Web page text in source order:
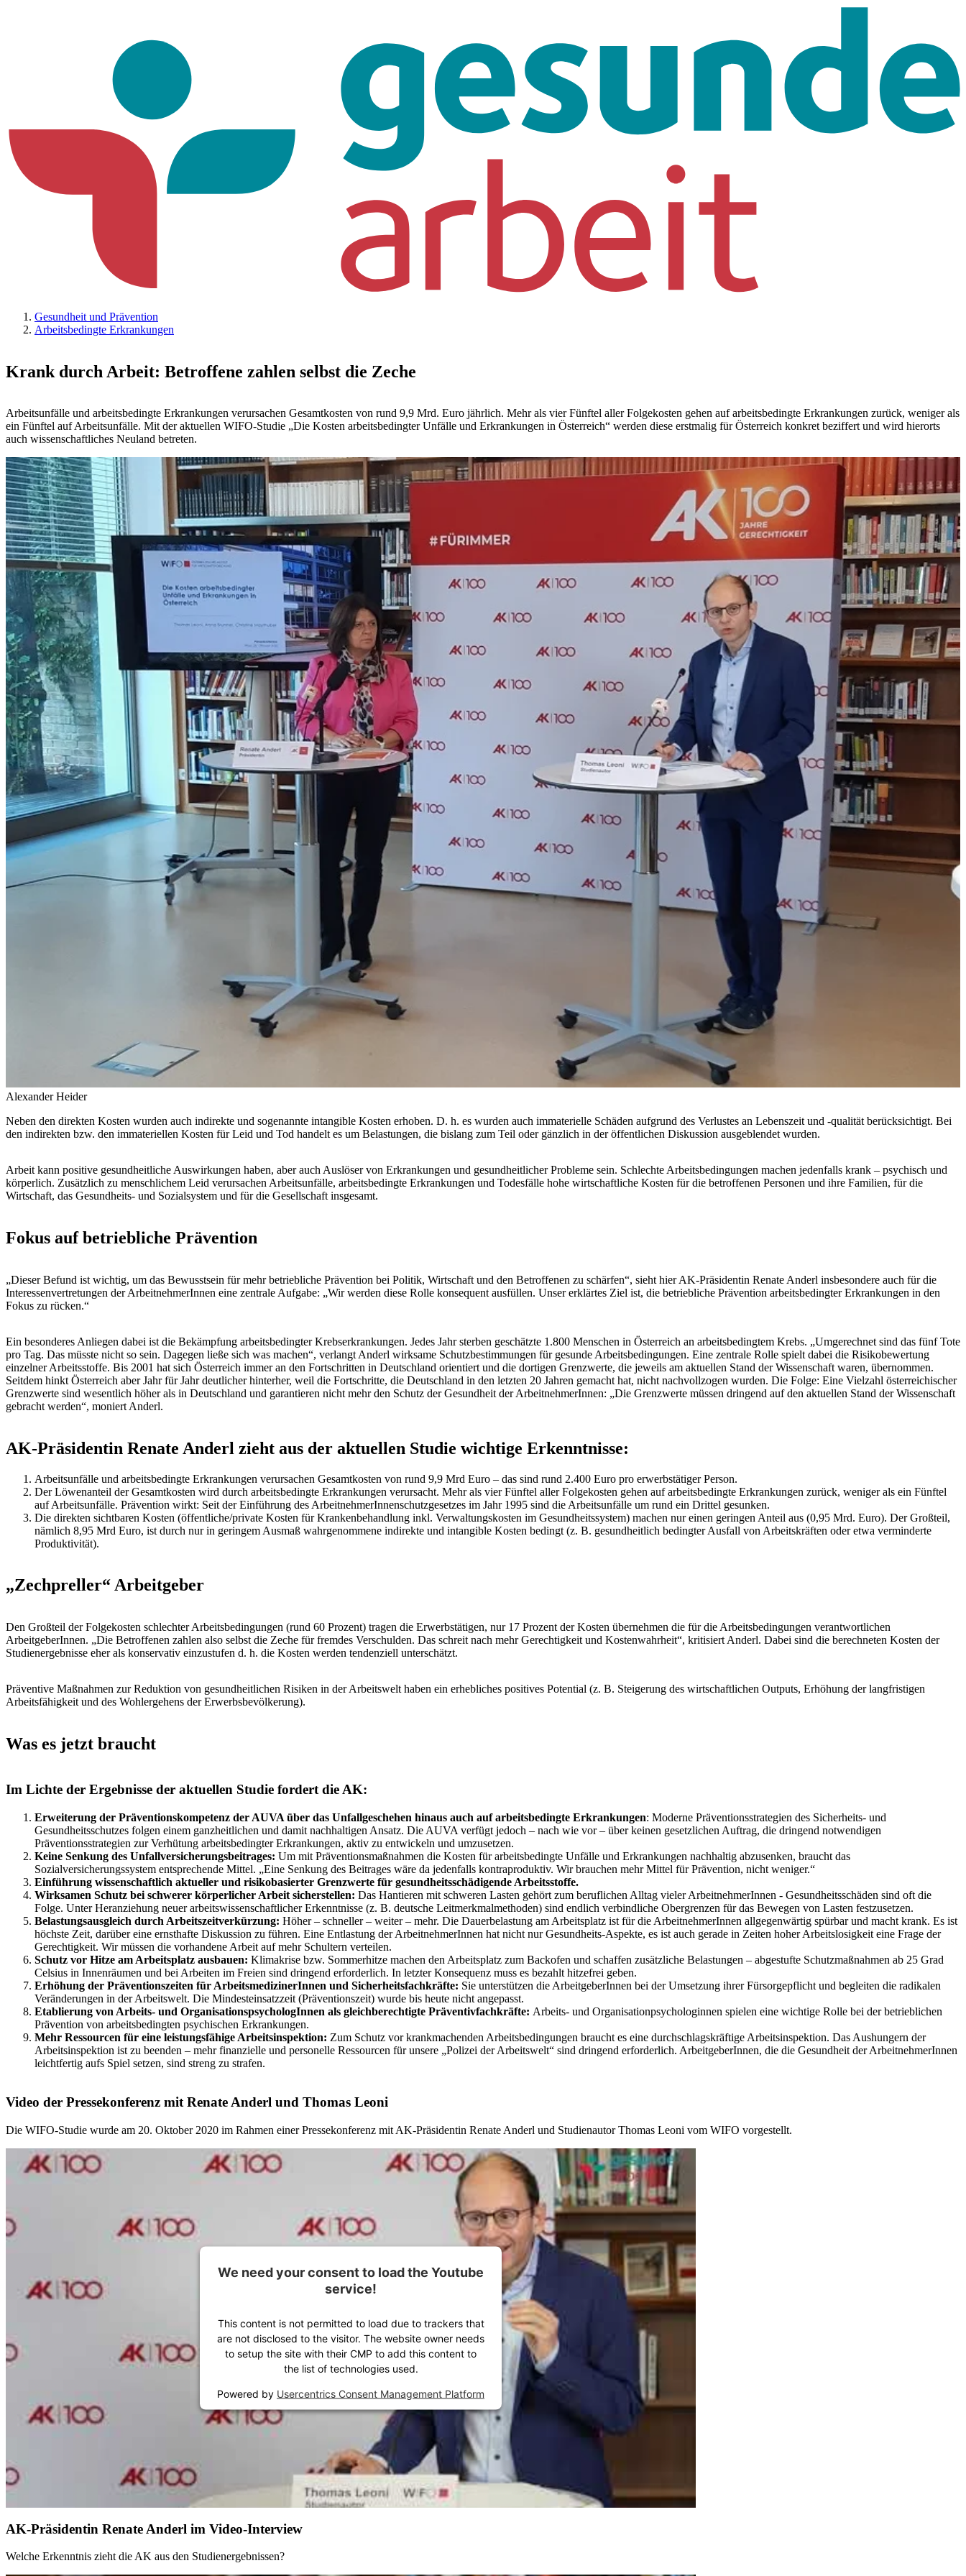
Gesundheit und Prävention
Arbeitsbedingte Erkrankungen
Krank durch Arbeit: Betroffene zahlen selbst die Zeche
Arbeitsunfälle und arbeitsbedingte Erkrankungen verursachen Gesamtkosten von rund 9,9 Mrd. Euro jährlich. Mehr als vier Fünftel aller Folgekosten gehen auf arbeitsbedingte Erkrankungen zurück, weniger als
ein Fünftel auf Arbeitsunfälle. Mit der aktuellen WIFO-Studie „Die Kosten arbeitsbedingter Unfälle und Erkrankungen in Österreich“ werden diese erstmalig für Österreich konkret beziffert und wird hierorts
auch wissenschaftliches Neuland betreten.
Alexander Heider
Neben den direkten Kosten wurden auch indirekte und sogenannte intangible Kosten erhoben. D. h. es wurden auch immaterielle Schäden aufgrund des Verlustes an Lebenszeit und -qualität berücksichtigt. Bei
den indirekten bzw. den immateriellen Kosten für Leid und Tod handelt es um Belastungen, die bislang zum Teil oder gänzlich in der öffentlichen Diskussion ausgeblendet wurden.
Arbeit kann positive gesundheitliche Auswirkungen haben, aber auch Auslöser von Erkrankungen und gesundheitlicher Probleme sein. Schlechte Arbeitsbedingungen machen jedenfalls krank – psychisch und
körperlich. Zusätzlich zu menschlichem Leid verursachen Arbeitsunfälle, arbeitsbedingte Erkrankungen und Todesfälle hohe wirtschaftliche Kosten für die betroffenen Personen und ihre Familien, für die
Wirtschaft, das Gesundheits- und Sozialsystem und für die Gesellschaft insgesamt.
Fokus auf betriebliche Prävention
„Dieser Befund ist wichtig, um das Bewusstsein für mehr betriebliche Prävention bei Politik, Wirtschaft und den Betroffenen zu schärfen“, sieht hier AK-Präsidentin Renate Anderl insbesondere auch für die
Interessenvertretungen der ArbeitnehmerInnen eine zentrale Aufgabe: „Wir werden diese Rolle konsequent ausfüllen. Unser erklärtes Ziel ist, die betriebliche Prävention arbeitsbedingter Erkrankungen in den
Fokus zu rücken.“
Ein besonderes Anliegen dabei ist die Bekämpfung arbeitsbedingter Krebserkrankungen. Jedes Jahr sterben geschätzte 1.800 Menschen in Österreich an arbeitsbedingtem Krebs. „Umgerechnet sind das fünf Tote
pro Tag. Das müsste nicht so sein. Dagegen ließe sich was machen“, verlangt Anderl wirksame Schutzbestimmungen für gesunde Arbeitsbedingungen. Eine zentrale Rolle spielt dabei die Risikobewertung
einzelner Arbeitsstoffe. Bis 2001 hat sich Österreich immer an den Fortschritten in Deutschland orientiert und die dortigen Grenzwerte, die jeweils am aktuellen Stand der Wissenschaft waren, übernommen.
Seitdem hinkt Österreich aber Jahr für Jahr deutlicher hinterher, weil die Fortschritte, die Deutschland in den letzten 20 Jahren gemacht hat, nicht nachvollzogen wurden. Die Folge: Eine Vielzahl österreichischer
Grenzwerte sind wesentlich höher als in Deutschland und garantieren nicht mehr den Schutz der Gesundheit der ArbeitnehmerInnen: „Die Grenzwerte müssen dringend auf den aktuellen Stand der Wissenschaft
gebracht werden“, moniert Anderl.
AK-Präsidentin Renate Anderl zieht aus der aktuellen Studie wichtige Erkenntnisse:
Arbeitsunfälle und arbeitsbedingte Erkrankungen verursachen Gesamtkosten von rund 9,9 Mrd Euro – das sind rund 2.400 Euro pro erwerbstätiger Person.
Der Löwenanteil der Gesamtkosten wird durch arbeitsbedingte Erkrankungen verursacht. Mehr als vier Fünftel aller Folgekosten gehen auf arbeitsbedingte Erkrankungen zurück, weniger als ein Fünftel
auf Arbeitsunfälle. Prävention wirkt: Seit der Einführung des ArbeitnehmerInnenschutzgesetzes im Jahr 1995 sind die Arbeitsunfälle um rund ein Drittel gesunken.
Die direkten sichtbaren Kosten (öffentliche/private Kosten für Krankenbehandlung inkl. Verwaltungskosten im Gesundheitssystem) machen nur einen geringen Anteil aus (0,95 Mrd. Euro). Der Großteil,
nämlich 8,95 Mrd Euro, ist durch nur in geringem Ausmaß wahrgenommene indirekte und intangible Kosten bedingt (z. B. gesundheitlich bedingter Ausfall von Arbeitskräften oder etwa verminderte
Produktivität).
„Zechpreller“ Arbeitgeber
Den Großteil der Folgekosten schlechter Arbeitsbedingungen (rund 60 Prozent) tragen die Erwerbstätigen, nur 17 Prozent der Kosten übernehmen die für die Arbeitsbedingungen verantwortlichen
ArbeitgeberInnen. „Die Betroffenen zahlen also selbst die Zeche für fremdes Verschulden. Das schreit nach mehr Gerechtigkeit und Kostenwahrheit“, kritisiert Anderl. Dabei sind die berechneten Kosten der
Studienergebnisse eher als konservativ einzustufen d. h. die Kosten werden tendenziell unterschätzt.
Präventive Maßnahmen zur Reduktion von gesundheitlichen Risiken in der Arbeitswelt haben ein erhebliches positives Potential (z. B. Steigerung des wirtschaftlichen Outputs, Erhöhung der langfristigen
Arbeitsfähigkeit und des Wohlergehens der Erwerbsbevölkerung).
Was es jetzt braucht
Im Lichte der Ergebnisse der aktuellen Studie fordert die AK:
Erweiterung der Präventionskompetenz der AUVA über das Unfallgeschehen hinaus auch auf arbeitsbedingte Erkrankungen: Moderne Präventionsstrategien des Sicherheits- und
Gesundheitsschutzes folgen einem ganzheitlichen und damit nachhaltigen Ansatz. Die AUVA verfügt jedoch – nach wie vor – über keinen gesetzlichen Auftrag, die dringend notwendigen
Präventionsstrategien zur Verhütung arbeitsbedingter Erkrankungen, aktiv zu entwickeln und umzusetzen.
Keine Senkung des Unfallversicherungsbeitrages: Um mit Präventionsmaßnahmen die Kosten für arbeitsbedingte Unfälle und Erkrankungen nachhaltig abzusenken, braucht das
Sozialversicherungssystem entsprechende Mittel. „Eine Senkung des Beitrages wäre da jedenfalls kontraproduktiv. Wir brauchen mehr Mittel für Prävention, nicht weniger.“
Einführung wissenschaftlich aktueller und risikobasierter Grenzwerte für gesundheitsschädigende Arbeitsstoffe.
Wirksamen Schutz bei schwerer körperlicher Arbeit sicherstellen: Das Hantieren mit schweren Lasten gehört zum beruflichen Alltag vieler ArbeitnehmerInnen - Gesundheitsschäden sind oft die
Folge. Unter Heranziehung neuer arbeitswissenschaftlicher Erkenntnisse (z. B. deutsche Leitmerkmalmethoden) sind endlich verbindliche Obergrenzen für das Bewegen von Lasten festzusetzen.
Belastungsausgleich durch Arbeitszeitverkürzung: Höher – schneller – weiter – mehr. Die Dauerbelastung am Arbeitsplatz ist für die ArbeitnehmerInnen allgegenwärtig spürbar und macht krank. Es ist
höchste Zeit, darüber eine ernsthafte Diskussion zu führen. Eine Entlastung der ArbeitnehmerInnen hat nicht nur Gesundheits-Aspekte, es ist auch gerade in Zeiten hoher Arbeitslosigkeit eine Frage der
Gerechtigkeit. Wir müssen die vorhandene Arbeit auf mehr Schultern verteilen.
Schutz vor Hitze am Arbeitsplatz ausbauen: Klimakrise bzw. Sommerhitze machen den Arbeitsplatz zum Backofen und schaffen zusätzliche Belastungen – abgestufte Schutzmaßnahmen ab 25 Grad
Celsius in Innenräumen und bei Arbeiten im Freien sind dringend erforderlich. In letzter Konsequenz muss es bezahlt hitzefrei geben.
Erhöhung der Präventionszeiten für ArbeitsmedizinerInnen und Sicherheitsfachkräfte: Sie unterstützen die ArbeitgeberInnen bei der Umsetzung ihrer Fürsorgepflicht und begleiten die radikalen
Veränderungen in der Arbeitswelt. Die Mindesteinsatzzeit (Präventionszeit) wurde bis heute nicht angepasst.
Etablierung von Arbeits- und OrganisationspsychologInnen als gleichberechtigte Präventivfachkräfte: Arbeits- und Organisationpsychologinnen spielen eine wichtige Rolle bei der betrieblichen
Prävention von arbeitsbedingten psychischen Erkrankungen.
Mehr Ressourcen für eine leistungsfähige Arbeitsinspektion: Zum Schutz vor krankmachenden Arbeitsbedingungen braucht es eine durchschlagskräftige Arbeitsinspektion. Das Aushungern der
Arbeitsinspektion ist zu beenden – mehr finanzielle und personelle Ressourcen für unsere „Polizei der Arbeitswelt“ sind dringend erforderlich. ArbeitgeberInnen, die die Gesundheit der ArbeitnehmerInnen
leichtfertig aufs Spiel setzen, sind streng zu strafen.
Video der Pressekonferenz mit Renate Anderl und Thomas Leoni
Die WIFO-Studie wurde am 20. Oktober 2020 im Rahmen einer Pressekonferenz mit AK-Präsidentin Renate Anderl und Studienautor Thomas Leoni vom WIFO vorgestellt.
We need your consent to load the Youtube
service!
This content is not permitted to load due to trackers that
are not disclosed to the visitor. The website owner needs
to setup the site with their CMP to add this content to
the list of technologies used.
Powered by Usercentrics Consent Management Platform
AK-Präsidentin Renate Anderl im Video-Interview
Welche Erkenntnis zieht die AK aus den Studienergebnissen?